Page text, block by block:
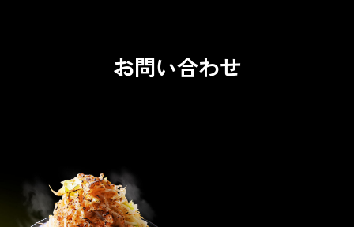
お問い合わせ